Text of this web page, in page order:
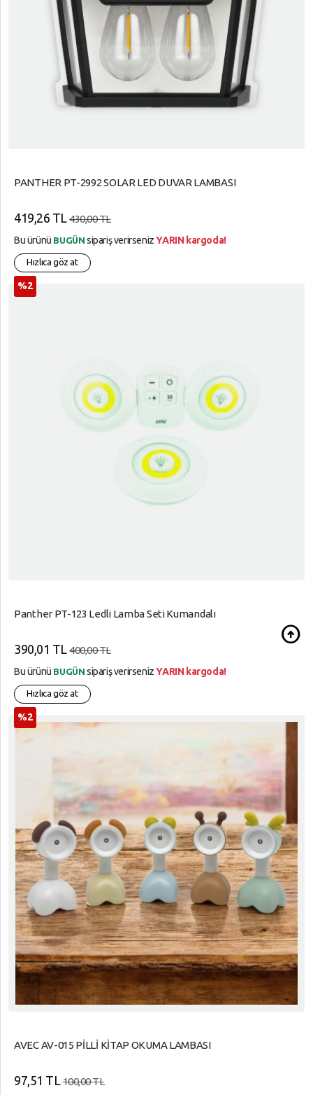
PANTHER PT-2992 SOLAR LED DUVAR LAMBASI
419,26 TL 430,00 TL
Bu ürünü BUGÜN sipariş verirsenizYARIN kargoda!
Hızlıca göz at
Panther PT-123 Ledli Lamba Seti Kumandalı
%2
390,01 TL 400,00 TL
Bu ürünü BUGÜN sipariş verirsenizYARIN kargoda!
Hızlıca göz at
AVEC AV-015 PİLLİ KİTAP OKUMA LAMBASI
%2
97,51 TL100,00 TL
arrow_circle_up